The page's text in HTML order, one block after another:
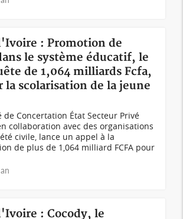
: Promotion de
le système éducatif, le
de 1,064 milliards Fcfa,
la scolarisation de la jeune
de Concertation État Secteur Privé
en collaboration avec des organisations
civile, lance un appel à la
de plus de 1,064 milliard FCFA pour
: Cocody, le